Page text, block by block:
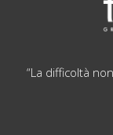
“La difficoltà